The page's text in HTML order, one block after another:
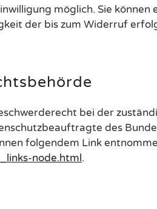
möglich. Sie
der bis zum Widerruf
bei der
des
folgendem Link
node.html.